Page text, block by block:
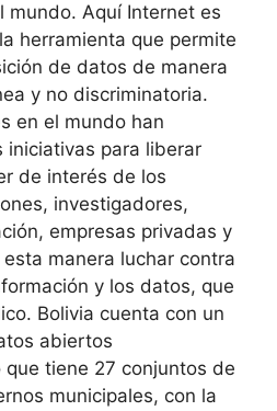
mundo. Aquí Internet es
herramienta que permite
de datos de manera
y no discriminatoria.
en el mundo han
iniciativas para liberar
de interés de los
investigadores,
empresas privadas y
manera luchar contra
y los datos, que
Bolivia cuenta con un
abiertos
tiene 27 conjuntos de
municipales, con la